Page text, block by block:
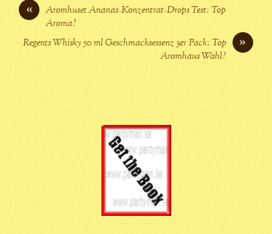
«
Aromhuset Ananas-Konzentrat-Drops Test: Top
Aroma?
»
Regents Whisky 50 ml Geschmacksessenz 3er Pack: Top
Aromhaus Wahl?